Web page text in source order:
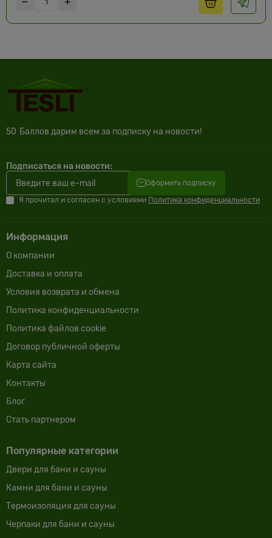
50 Баллов дарим всем за подписку на новости!
Подписаться на новости:
Оформить подписку
Я прочитал и согласен с условиями Политика конфиденциальности
Информация
О компании
Доставка и оплата
Условия возврата и обмена
Политика конфиденциальности
Политика файлов cookie
Договор публичной оферты
Карта сайта
Контакты
Блог
Cтать партнером
Популярные категории
Двери для бани и сауны
Камни для бани и сауны
Термоизоляция для сауны
Черпаки для бани и сауны